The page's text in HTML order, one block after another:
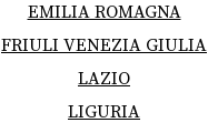
EMILIA ROMAGNA
FRIULI VENEZIA GIULIA
LAZIO
LIGURIA